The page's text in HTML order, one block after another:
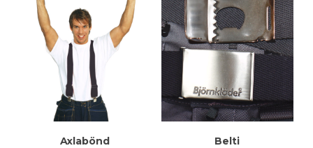
Meiri Upplýsingar
Axlabönd Meiri Upplýsingar
Belti